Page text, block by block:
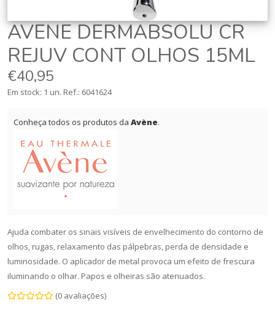
AVENE DERMABSOLU CR
REJUV CONT OLHOS 15ML
€40,95
Em stock: 1 un. Ref.: 6041624
Conheça todos os produtos da Avène.
Ajuda combater os sinais visíveis de envelhecimento do contorno de
olhos, rugas, relaxamento das pálpebras, perda de densidade e
luminosidade. O aplicador de metal provoca um efeito de frescura
iluminando o olhar. Papos e olheiras são atenuados.
(0 avaliações)